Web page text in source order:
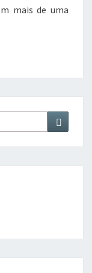
mais de uma
Search